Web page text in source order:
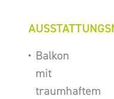
Balkon
mit
traumhaftem